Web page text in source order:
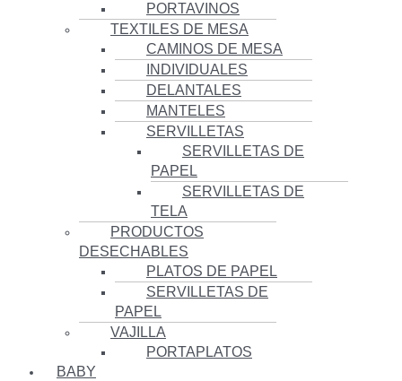
PORTAVINOS
TEXTILES DE MESA
CAMINOS DE MESA
INDIVIDUALES
DELANTALES
MANTELES
SERVILLETAS
SERVILLETAS DE
PAPEL
SERVILLETAS DE
TELA
PRODUCTOS
DESECHABLES
PLATOS DE PAPEL
SERVILLETAS DE
PAPEL
VAJILLA
PORTAPLATOS
BABY